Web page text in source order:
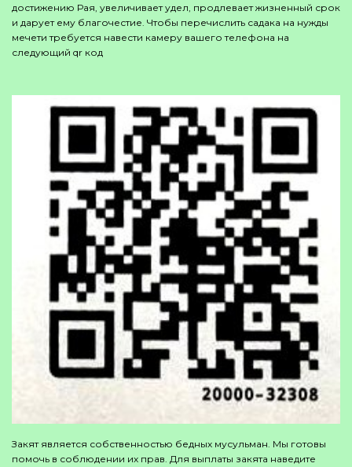
достижению Рая, увеличивает удел, продлевает жизненный срок
и дарует ему благочестие. Чтобы перечислить садака на нужды
мечети требуется навести камеру вашего телефона на
следующий qr код
Закят является собственностью бедных мусульман. Мы готовы
помочь в соблюдении их прав. Для выплаты закята наведите